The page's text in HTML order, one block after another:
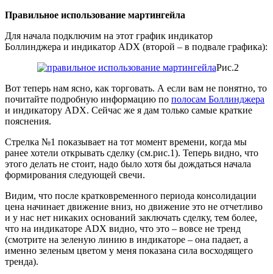
Правильное использование мартингейла
Для начала подключим на этот график индикатор
Боллинджера и индикатор ADX (второй – в подвале графика):
Рис.2
Вот теперь нам ясно, как торговать. А если вам не понятно, то
почитайте подробную информацию по полосам Боллинджера
и индикатору ADX. Сейчас же я дам только самые краткие
пояснения.
Стрелка №1 показывает на тот момент времени, когда мы
ранее хотели открывать сделку (см.рис.1). Теперь видно, что
этого делать не стоит, надо было хотя бы дождаться начала
формирования следующей свечи.
Видим, что после кратковременного периода консолидации
цена начинает движение вниз, но движение это не отчетливо
и у нас нет никаких оснований заключать сделку, тем более,
что на индикаторе ADX видно, что это – вовсе не тренд
(смотрите на зеленую линию в индикаторе – она падает, а
именно зеленым цветом у меня показана сила восходящего
тренда).